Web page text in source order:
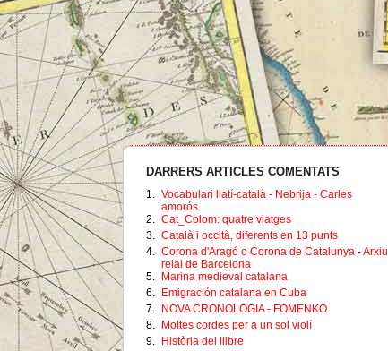
DARRERS ARTICLES COMENTATS
1. Vocabulari llatí-català - Nebrija - Carles
amorós
2. Cat_Colom: quatre viatges
3. Català i occità, diferents en 13 punts
4. Corona d'Aragó o Corona de Catalunya - Arxiu
reial de Barcelona
5.
Marina medieval catalana
6.
Emigración catalana en Cuba
7.
NOVA CRONOLOGIA - FOMENKO
8.
Moltes cordes per a un sol violí
9.
Història del llibre